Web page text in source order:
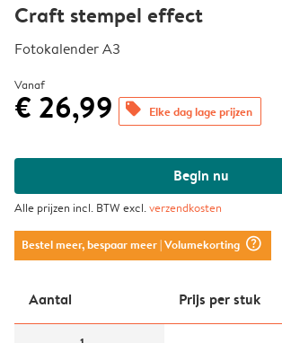
Craft stempel effect
Fotokalender A3
Vanaf
€ 26,99 offers Elke dag lage prijzen
Begin nu
Alle prijzen incl. BTW excl.verzendkosten
Bestel meer, bespaar meer| Volumekorting question_mark_circle
Aantal Prijs per stuk